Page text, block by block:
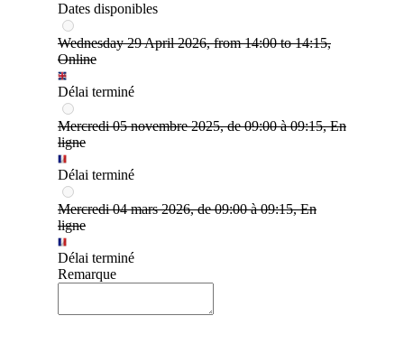
Dates disponibles
Wednesday 29 April 2026, from 14:00 to 14:15,
Online
Délai terminé
Mercredi 05 novembre 2025, de 09:00 à 09:15, En
ligne
Délai terminé
Mercredi 04 mars 2026, de 09:00 à 09:15, En
ligne
Délai terminé
Remarque